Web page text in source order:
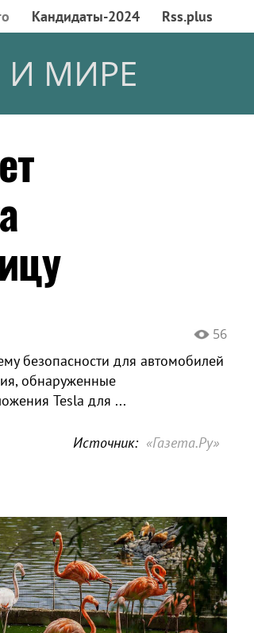
Кандидаты-2024 Rss.plus
И МИРЕ
56
безопасности для автомобилей
обнаруженные
Tesla для ...
Источник: «Газета.Ру»